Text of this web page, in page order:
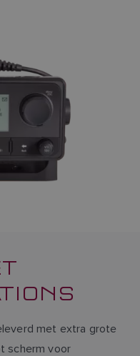
met extra grote
scherm voor